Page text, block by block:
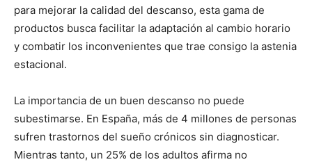
para mejorar la calidad del descanso, esta gama de
productos busca facilitar la adaptación al cambio horario
y combatir los inconvenientes que trae consigo la astenia
estacional.
La importancia de un buen descanso no puede
subestimarse. En España, más de 4 millones de personas
sufren trastornos del sueño crónicos sin diagnosticar.
Mientras tanto, un 25% de los adultos afirma no